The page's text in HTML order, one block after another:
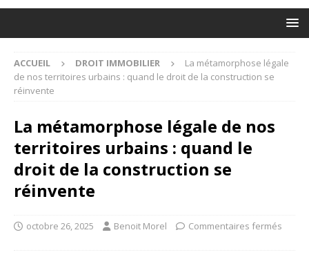
ACCUEIL DROIT IMMOBILIER
La métamorphose légale
de nos territoires urbains : quand le droit de la construction se
réinvente
La métamorphose légale de nos
territoires urbains : quand le
droit de la construction se
réinvente
octobre 26, 2025 Benoit Morel Commentaires fermés